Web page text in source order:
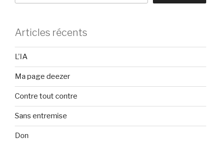
Articles récents
L’IA
Ma page deezer
Contre tout contre
Sans entremise
Don